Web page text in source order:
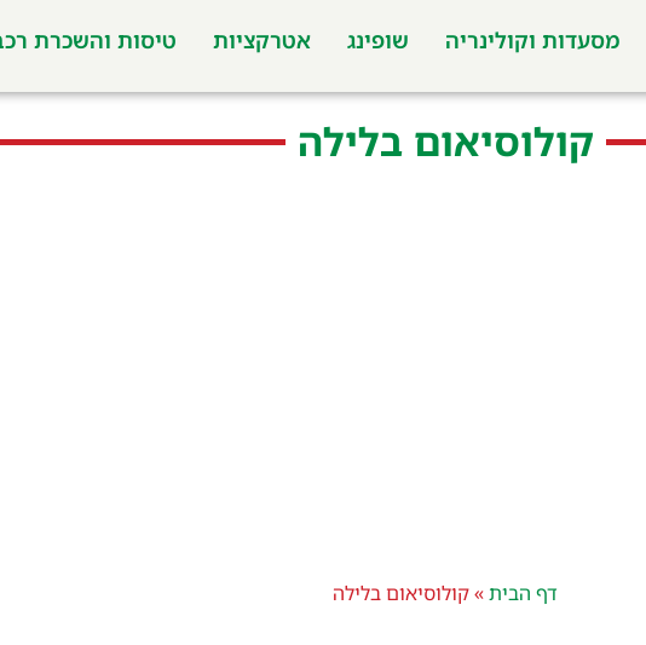
מסעדות וקולינריה שופינג אטרקציות טיסות והשכרת
קולוסיאום בלילה
דף הבית»קולוסיאום בלילה